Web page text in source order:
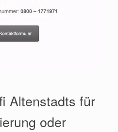
Altenstadts für
oder